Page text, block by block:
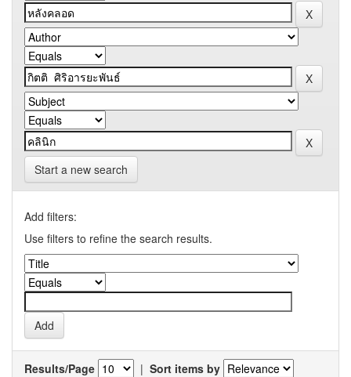
Start a new search
Add filters:
Use filters to refine the search results.
Results/Page | Sort items by